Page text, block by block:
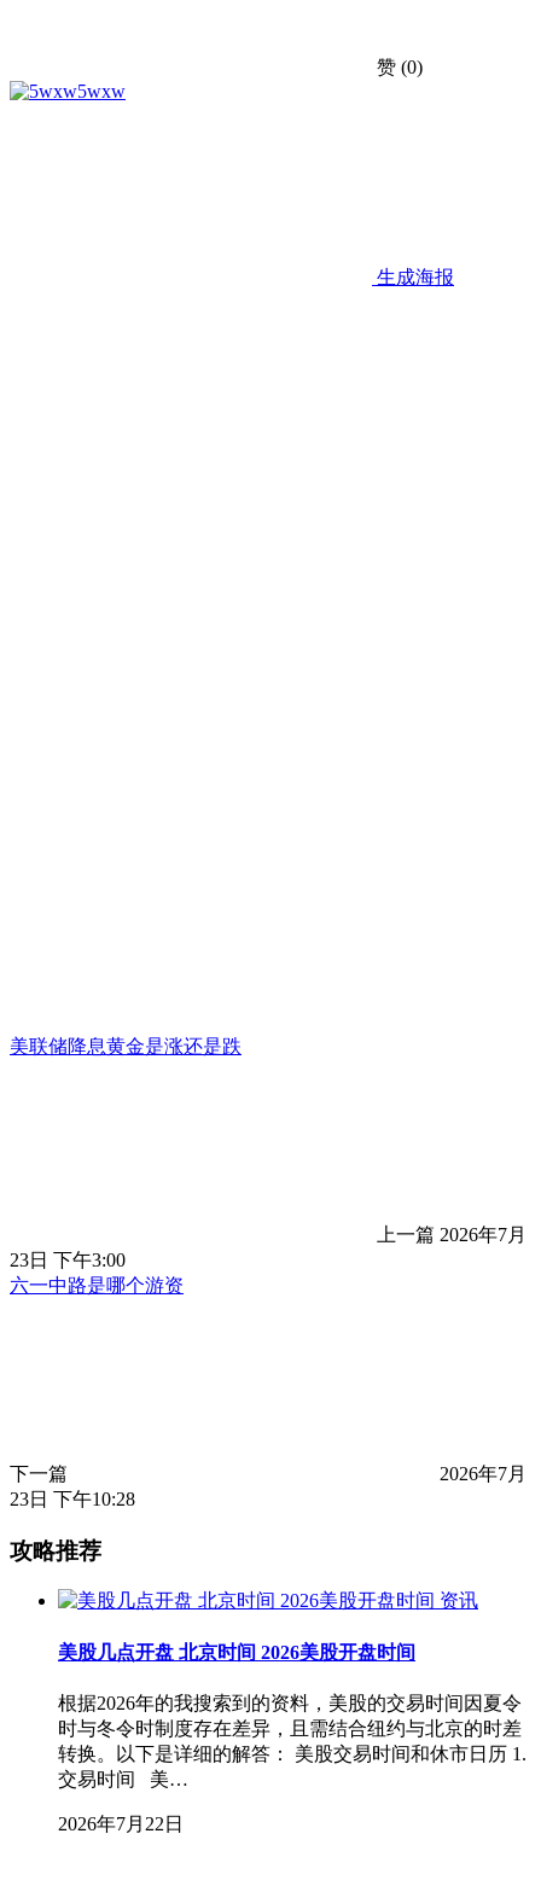
赞 (0)
5wxw
生成海报
美联储降息黄金是涨还是跌
上一篇 2026年7月
23日 下午3:00
六一中路是哪个游资
下一篇
2026年7月
23日 下午10:28
攻略推荐
资讯
美股几点开盘 北京时间 2026美股开盘时间
根据2026年的我搜索到的资料，美股的交易时间因夏令
时与冬令时制度存在差异，且需结合纽约与北京的时差
转换。以下是详细的解答： 美股交易时间和休市日历 1.
交易时间 美…
2026年7月22日